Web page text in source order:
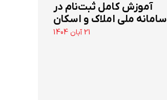
آموزش کامل ثبت‌نام در
سامانه ملی املاک و اسکان
21 آبان 1404